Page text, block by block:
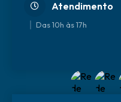
Atendimento
Das 10h às 17h